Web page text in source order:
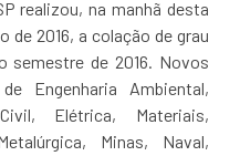
realizou, na manhã desta
de 2016, a colação de grau
semestre de 2016. Novos
Engenharia Ambiental,
Elétrica, Materiais,
Minas, Naval,